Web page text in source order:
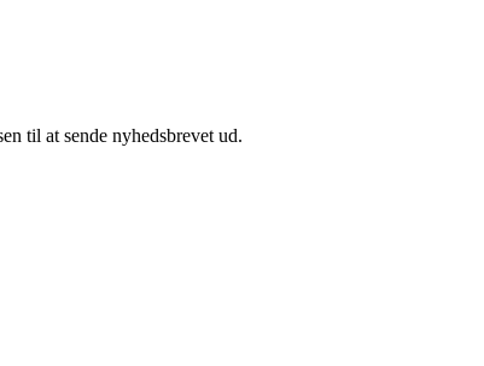
til at sende nyhedsbrevet ud.